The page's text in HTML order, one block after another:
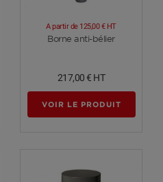
Voir plus
Borne anti-bélier
A partir de 125,00 € HT
217,00 € HT
VOIR LE PRODUIT